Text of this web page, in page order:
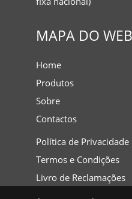
MAPA DO
Home
Produtos
Sobre
Contactos
Política de Privacidade
Termos e Condições
Livro de Reclamações